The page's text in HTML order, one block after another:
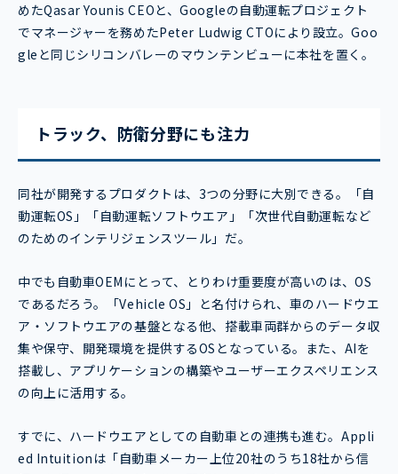
めたQasar Younis CEOと、Googleの自動運転プロジェクト
でマネージャーを務めたPeter Ludwig CTOにより設立。Goo
gleと同じシリコンバレーのマウンテンビューに本社を置く。
トラック、防衛分野にも注力
同社が開発するプロダクトは、3つの分野に大別できる。「自
動運転OS」「自動運転ソフトウエア」「次世代自動運転など
のためのインテリジェンスツール」だ。
中でも自動車OEMにとって、とりわけ重要度が高いのは、OS
であるだろう。「Vehicle OS」と名付けられ、車のハードウエ
ア・ソフトウエアの基盤となる他、搭載車両群からのデータ収
集や保守、開発環境を提供するOSとなっている。また、AIを
搭載し、アプリケーションの構築やユーザーエクスペリエンス
の向上に活用する。
すでに、ハードウエアとしての自動車との連携も進む。Appli
ed Intuitionは「自動車メーカー上位20社のうち18社から信